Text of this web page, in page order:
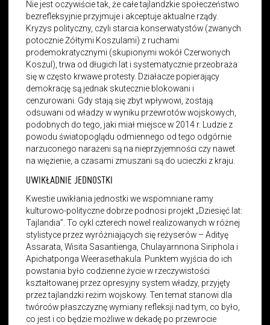
Nie jest oczywiście tak, że całe tajlandzkie społeczeństwo
bezrefleksyjnie przyjmuje i akceptuje aktualne rządy.
Kryzys polityczny, czyli starcia konserwatystów (zwanych
potocznie Żółtymi Koszulami) z ruchami
prodemokratycznymi (skupionymi wokół Czerwonych
Koszul), trwa od długich lat i systematycznie przeobraża
się w często krwawe protesty. Działacze popierający
demokrację są jednak skutecznie blokowani i
cenzurowani. Gdy stają się zbyt wpływowi, zostają
odsuwani od władzy w wyniku przewrotów wojskowych,
podobnych do tego, jaki miał miejsce w 2014 r. Ludzie z
powodu światopoglądu odmiennego od tego odgórnie
narzuconego narażeni są na nieprzyjemności czy nawet
na więzienie, a czasami zmuszani są do ucieczki z kraju.
UWIKŁADNIE JEDNOSTKI
Kwestie uwikłania jednostki we wspomniane ramy
kulturowo-polityczne dobrze podnosi projekt „Dziesięć lat:
Tajlandia”. To cykl czterech nowel realizowanych w różnej
stylistyce przez wyróżniających się reżyserów – Adityę
Assarata, Wisita Sasantienga, Chulayarnnona Siriphola i
Apichatponga Weerasethakula. Punktem wyjścia do ich
powstania było codzienne życie w rzeczywistości
kształtowanej przez opresyjny system władzy, przyjęty
przez tajlandzki reżim wojskowy. Ten temat stanowi dla
twórców płaszczyznę wymiany refleksji nad tym, co było,
co jest i co będzie możliwe w dekadę po przewrocie